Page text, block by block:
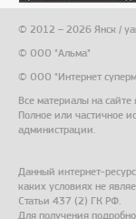
© 2012 – 2026 Янск /
© ООО "Альма"
© ООО "Интернет
Все материалы на сайте
Полное или частичное
администрации.
Данный интернет-
каких условиях не
Статьи 437 (2) ГК РФ.
Для получения